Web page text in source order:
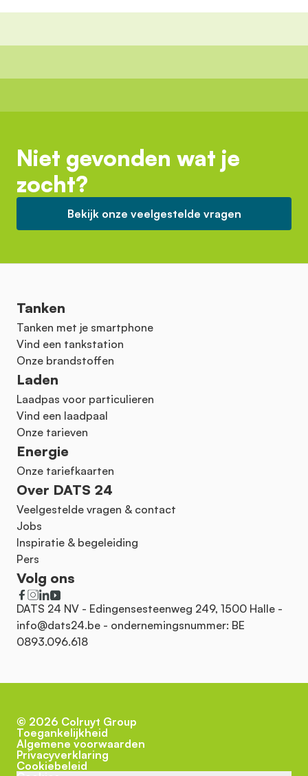
Niet gevonden wat je
zocht?
Bekijk onze veelgestelde vragen
Tanken
Tanken met je smartphone
Vind een tankstation
Onze brandstoffen
Laden
Laadpas voor particulieren
Vind een laadpaal
Onze tarieven
Energie
Onze tariefkaarten
Over DATS 24
Veelgestelde vragen & contact
Jobs
Inspiratie & begeleiding
Pers
Volg ons
DATS 24 NV - Edingensesteenweg 249, 1500 Halle -
info@dats24.be - ondernemingsnummer: BE
0893.096.618
© 2026 Colruyt Group
Toegankelijkheid
Algemene voorwaarden
Privacyverklaring
Cookiebeleid